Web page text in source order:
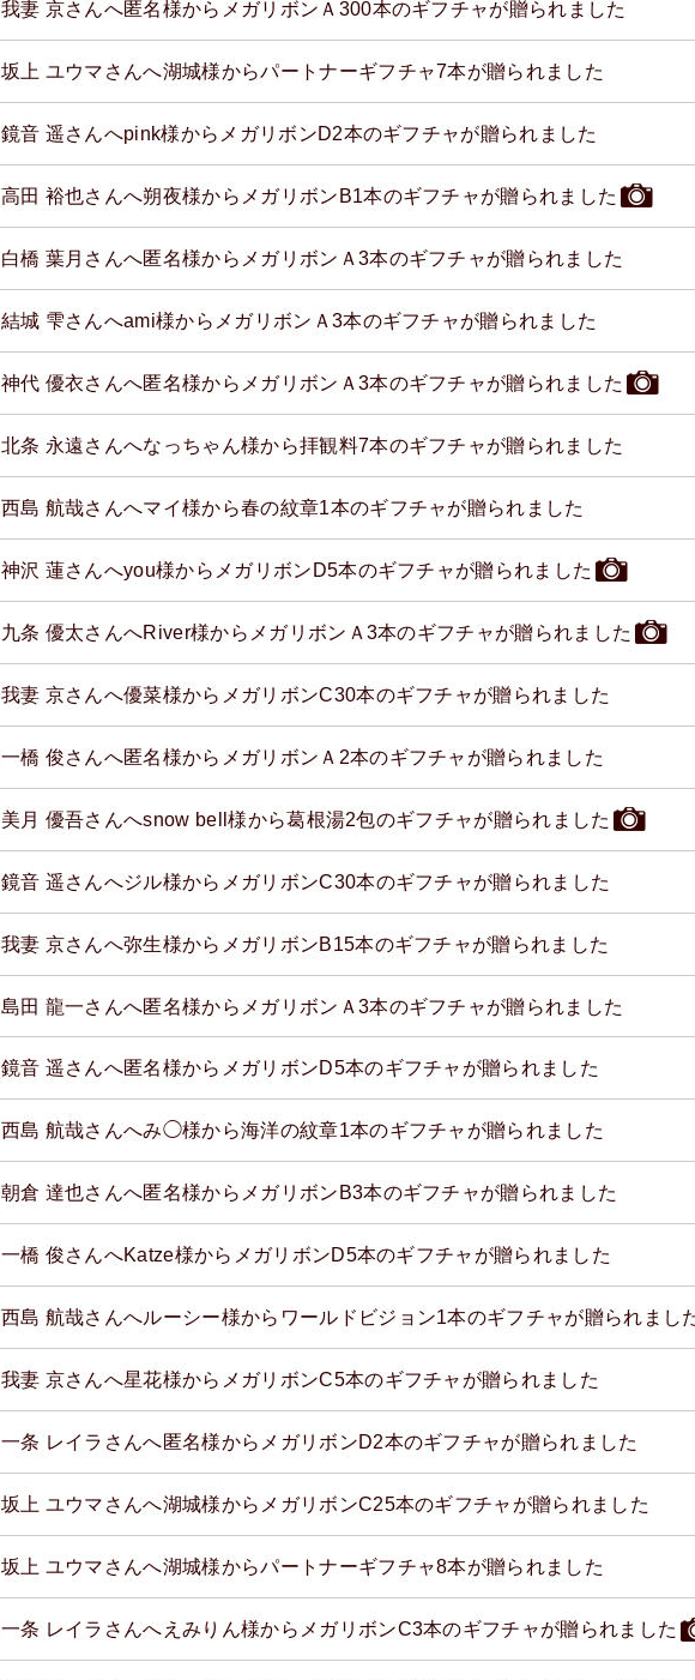
我妻 京さんへ匿名様からメガリボンＡ300本のギフチャが贈られました
坂上 ユウマさんへ湖城様からパートナーギフチャ7本が贈られました
鏡音 遥さんへpink様からメガリボンD2本のギフチャが贈られました
高田 裕也さんへ朔夜様からメガリボンB1本のギフチャが贈られました
白橋 葉月さんへ匿名様からメガリボンＡ3本のギフチャが贈られました
結城 雫さんへami様からメガリボンＡ3本のギフチャが贈られました
神代 優衣さんへ匿名様からメガリボンＡ3本のギフチャが贈られました
北条 永遠さんへなっちゃん様から拝観料7本のギフチャが贈られました
西島 航哉さんへマイ様から春の紋章1本のギフチャが贈られました
神沢 蓮さんへyou様からメガリボンD5本のギフチャが贈られました
九条 優太さんへRiver様からメガリボンＡ3本のギフチャが贈られました
我妻 京さんへ優菜様からメガリボンC30本のギフチャが贈られました
一橋 俊さんへ匿名様からメガリボンＡ2本のギフチャが贈られました
美月 優吾さんへsnow bell様から葛根湯2包のギフチャが贈られました
鏡音 遥さんへジル様からメガリボンC30本のギフチャが贈られました
我妻 京さんへ弥生様からメガリボンB15本のギフチャが贈られました
島田 龍一さんへ匿名様からメガリボンＡ3本のギフチャが贈られました
鏡音 遥さんへ匿名様からメガリボンD5本のギフチャが贈られました
西島 航哉さんへみ◯様から海洋の紋章1本のギフチャが贈られました
朝倉 達也さんへ匿名様からメガリボンB3本のギフチャが贈られました
一橋 俊さんへKatze様からメガリボンD5本のギフチャが贈られました
西島 航哉さんへルーシー様からワールドビジョン1本のギフチャが贈られまし
我妻 京さんへ星花様からメガリボンC5本のギフチャが贈られました
一条 レイラさんへ匿名様からメガリボンD2本のギフチャが贈られました
坂上 ユウマさんへ湖城様からメガリボンC25本のギフチャが贈られました
坂上 ユウマさんへ湖城様からパートナーギフチャ8本が贈られました
一条 レイラさんへえみりん様からメガリボンC3本のギフチャが贈られました